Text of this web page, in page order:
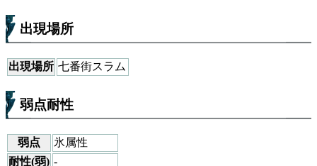
出現場所
出現場所 七番街スラム
弱点耐性
弱点
氷属性
耐性(弱) -